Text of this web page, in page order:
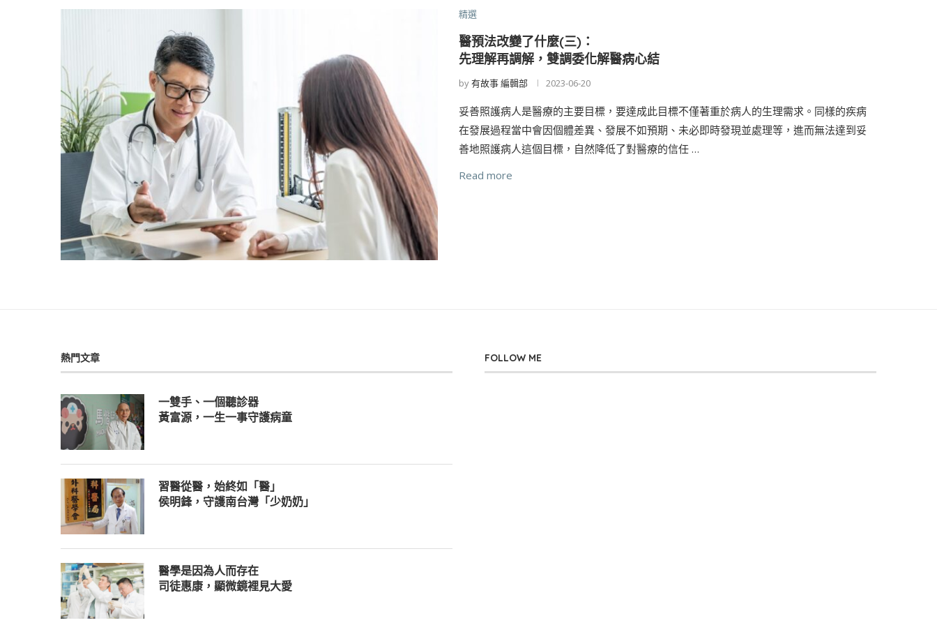
精選
醫預法改變了什麼(三)：
先理解再調解，雙調委化解醫病心結
by有故事 編輯部 2023-06-20
妥善照護病人是醫療的主要目標，要達成此目標不僅著重於病人的生理需求。同樣的疾病
在發展過程當中會因個體差異、發展不如預期、未必即時發現並處理等，進而無法達到妥
善地照護病人這個目標，自然降低了對醫療的信任 …
Read more
熱門文章
一雙手、一個聽診器
黃富源，一生一事守護病童
習醫從醫，始終如「醫」
侯明鋒，守護南台灣「少奶奶」
醫學是因為人而存在
司徒惠康，顯微鏡裡見大愛
FOLLOW ME